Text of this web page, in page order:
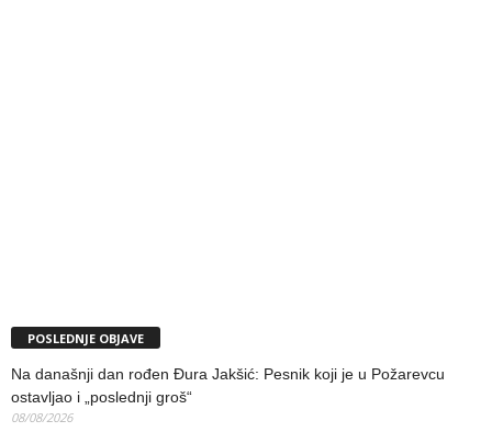
POSLEDNJE OBJAVE
Na današnji dan rođen Đura Jakšić: Pesnik koji je u Požarevcu
ostavljao i „poslednji groš“
08/08/2026